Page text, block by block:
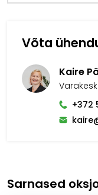
Võta
Kaire
+372
Sarnased